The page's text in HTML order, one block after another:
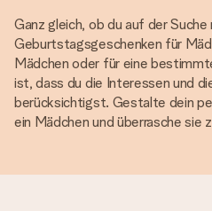
Ganz gleich, ob du auf der Suche
Geburtstagsgeschenken für
Mädchen oder für eine
ist, dass du die Interessen und
berücksichtigst. Gestalte dein
ein Mädchen und überrasche sie